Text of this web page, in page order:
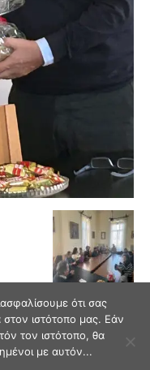
ότι σας
ιστότοπο μας. Εάν
τον ιστότοπο, θα
με αυτόν...